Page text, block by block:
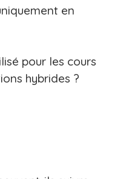
en
pour les cours
hybrides ?